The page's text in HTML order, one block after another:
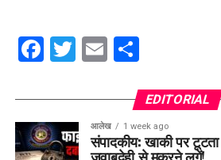
Facebook
Twitter
EmailShare
EDITORIAL
आलेख 1 week ago
संपादकीय: खाकी पर